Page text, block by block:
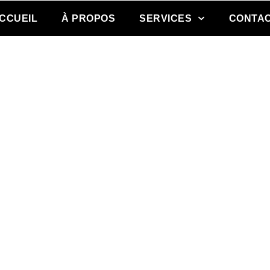
À PROPOS SERVICES